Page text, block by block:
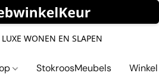
WONEN EN SLAPEN
StokroosMeubels